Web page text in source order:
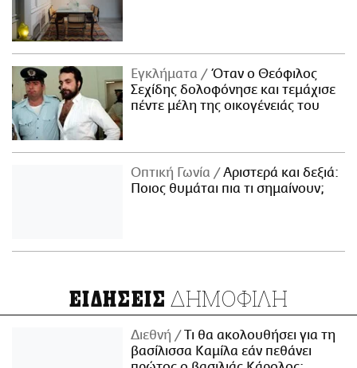
Εγκλήματα
Όταν ο Θεόφιλος
Σεχίδης δολοφόνησε και τεμάχισε
πέντε μέλη της οικογένειάς του
Οπτική Γωνία
Αριστερά και δεξιά:
Ποιος θυμάται πια τι σημαίνουν;
ΕΙΔΗΣΕΙΣ ΔΗΜΟΦΙΛΗ
Διεθνή
Τι θα ακολουθήσει για τη
βασίλισσα Καμίλα εάν πεθάνει